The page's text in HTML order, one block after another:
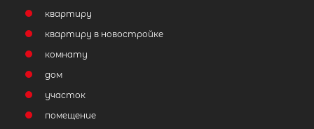
квартиру
квартиру в новостройке
комнату
дом
участок
помещение